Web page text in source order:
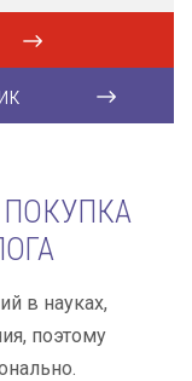
в науках,
поэтому